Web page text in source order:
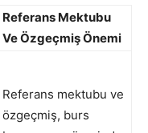
Referans Mektubu
Ve Özgeçmiş Önemi
Referans mektubu ve
özgeçmiş, burs